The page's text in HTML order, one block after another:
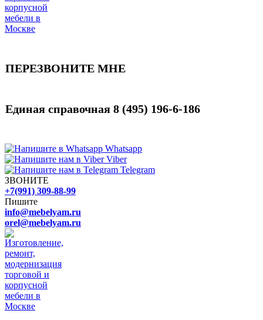
ПЕРЕЗВОНИТЕ МНЕ
Единая справочная 8 (495) 196-6-186
Whatsapp
Viber
Telegram
ЗВОНИТЕ
+7(991) 309-88-99
Пишите
info@mebelyam.ru
orel@mebelyam.ru